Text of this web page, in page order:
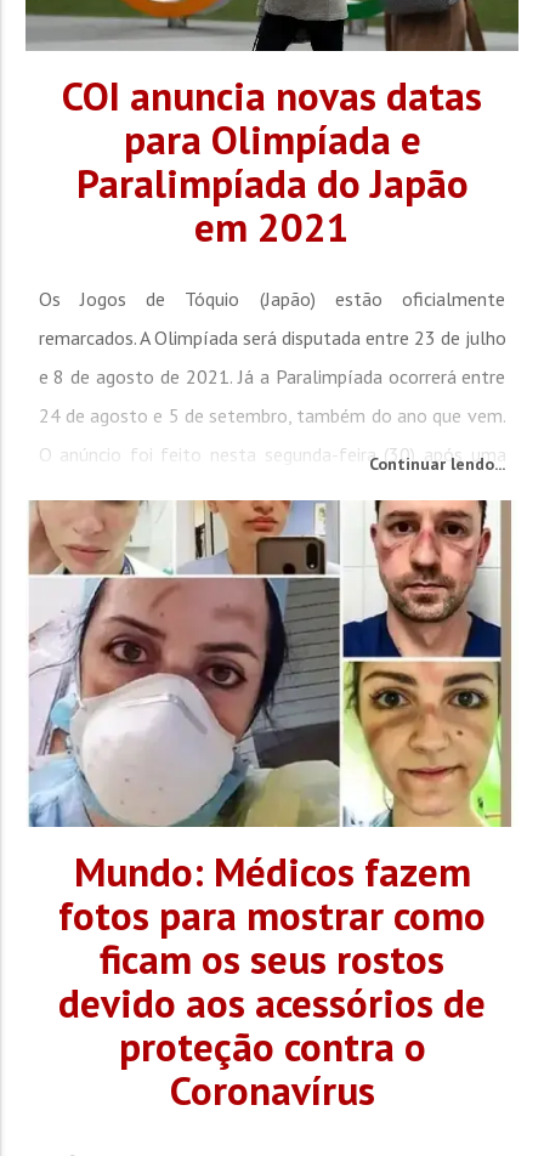
COI anuncia novas datas
para Olimpíada e
Paralimpíada do Japão
em 2021
Os Jogos de Tóquio (Japão) estão oficialmente
remarcados. A Olimpíada será disputada entre 23 de julho
e 8 de agosto de 2021. Já a Paralimpíada ocorrerá entre
24 de agosto e 5 de setembro, também do ano que vem.
O anúncio foi feito nesta segunda-feira (30) após uma
Olímpico Internacional (COI), Thomas Bach, e as
autoridades japonesas. O...
Continuar lendo...
Mundo: Médicos fazem
fotos para mostrar como
ficam os seus rostos
devido aos acessórios de
proteção contra o
Coronavírus